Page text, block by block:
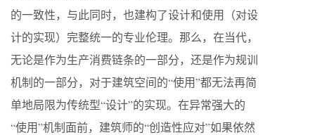
的一致性，与此同时，也建构了设计和使用（对设
计的实现）完整统一的专业伦理。那么，在当代，
无论是作为生产消费链条的一部分，还是作为规训
机制的一部分，对于建筑空间的“使用”都无法再简
单地局限为传统型“设计”的实现。在异常强大的
“使用”机制面前，建筑师的“创造性应对”如果依然